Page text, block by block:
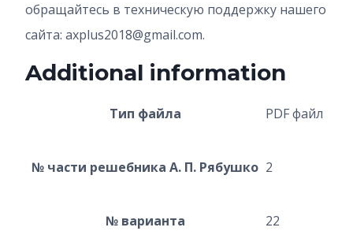
обращайтесь в техническую поддержку нашего
сайта: axplus2018@gmail.com.
Additional information
Тип файла PDF файл
№ части решебника А. П. Рябушко 2
№ варианта 22